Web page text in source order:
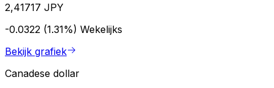
2,41717 JPY
-0.0322 (1.31%) Wekelijks
Bekijk grafiek
Canadese dollar